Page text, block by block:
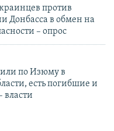
против
Донбасса в обмен на
– опрос
по Изюму в
есть погибшие и
власти